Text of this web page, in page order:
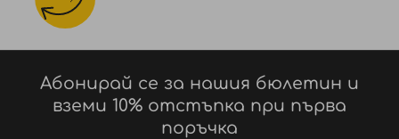
Абонирай се за нашия бюлетин и
вземи 10% отстъпка при първа
поръчка